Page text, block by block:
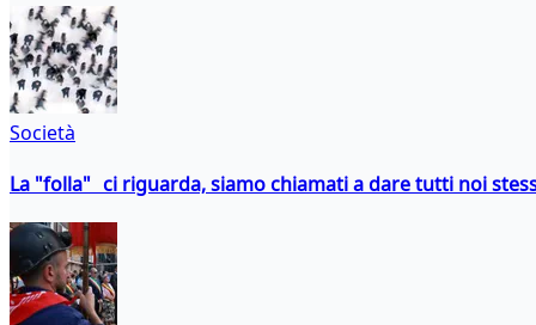
Società
La "folla" ci riguarda, siamo chiamati a dare tutti noi